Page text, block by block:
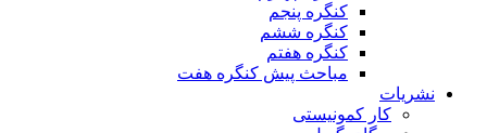
کنگره پنجم
کنگره ششم
کنگره هفتم
مباحث پیش کنگره هفت
نشریات
کار کمونیستی